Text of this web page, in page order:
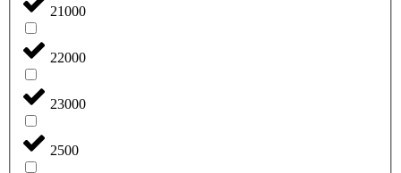
21000
22000
23000
2500